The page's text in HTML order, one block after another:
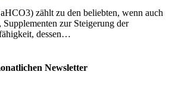
zählt zu den beliebten, wenn auch
zur Steigerung der
dessen…
Newsletter